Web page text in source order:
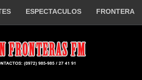
ESPECTACULOS FRONTERA